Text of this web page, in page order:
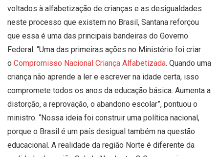
voltados à alfabetização de crianças e as desigualdades
neste processo que existem no Brasil, Santana reforçou
que essa é uma das principais bandeiras do Governo
Federal. “Uma das primeiras ações no Ministério foi criar
o Compromisso Nacional Criança Alfabetizada. Quando uma
criança não aprende a ler e escrever na idade certa, isso
compromete todos os anos da educação básica. Aumenta a
distorção, a reprovação, o abandono escolar”, pontuou o
ministro. “Nossa ideia foi construir uma política nacional,
porque o Brasil é um país desigual também na questão
educacional. A realidade da região Norte é diferente da